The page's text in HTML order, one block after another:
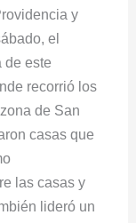
y
el
de este
recorrió los
de San
casas que
las casas y
lideró un